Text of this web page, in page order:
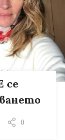
се
0